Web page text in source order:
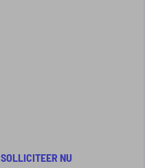
SOLLICITEER NU